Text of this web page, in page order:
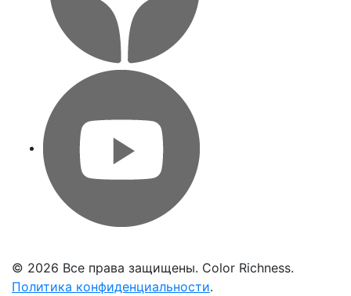
© 2026 Все права защищены. Color Richness.
Политика конфиденциальности.